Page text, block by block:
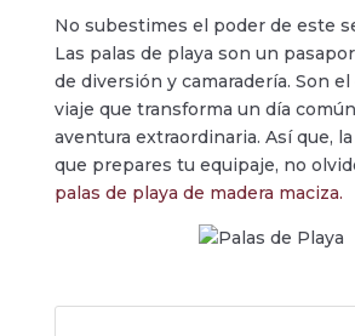
No subestimes el poder de este
Las palas de playa son un
de diversión y camaradería. Son
viaje que transforma un día
aventura extraordinaria. Así que,
que prepares tu equipaje, no
palas de playa de madera maciza.